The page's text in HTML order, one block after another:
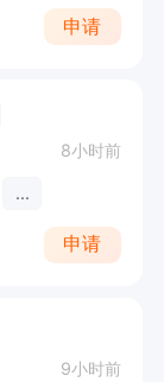
申请
8小时前
...
申请
9小时前